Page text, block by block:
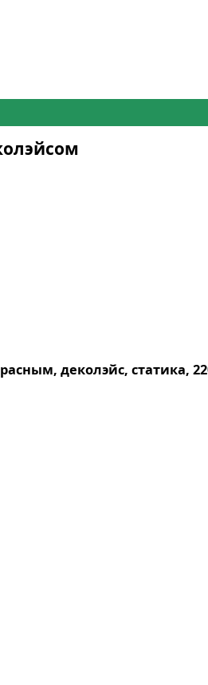
деколэйс, статика,